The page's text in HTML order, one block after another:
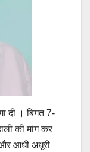
दी । बिगत 7-
की मांग कर
आधी अधूरी